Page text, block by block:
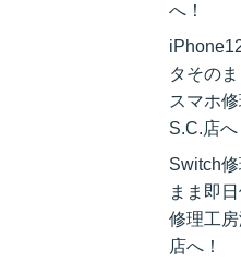
へ！
タその
スマホ
S.C.店へ
Switch
まま即
修理工
店へ！